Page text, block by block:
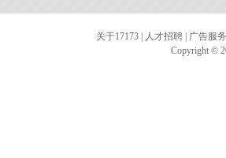
关于17173 人才招聘
广告服务
Copyright ©